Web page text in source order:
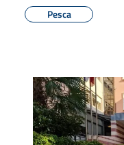
Pesca